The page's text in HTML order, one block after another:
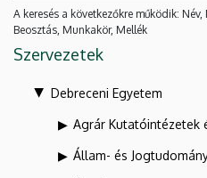
A keresés a következőkre működik:
Beosztás, Munkakör, Mellék
Szervezetek
Debreceni Egyetem
Agrár Kutatóintézetek
Állam- és